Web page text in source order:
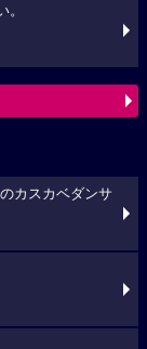
。
カスカベダンサ